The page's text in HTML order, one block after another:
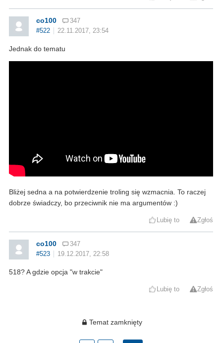
co100
347
#522
22.11.2017, 23:54
Jednak do tematu
Bliżej sedna a na potwierdzenie troling się wzmacnia. To raczej
dobrze świadczy, bo przeciwnik nie ma argumentów :)
Lubię to Zgłoś
co100
347
#523
19.12.2017, 22:58
518? A gdzie opcja "w trakcie"
Lubię to Zgłoś
Temat zamknięty